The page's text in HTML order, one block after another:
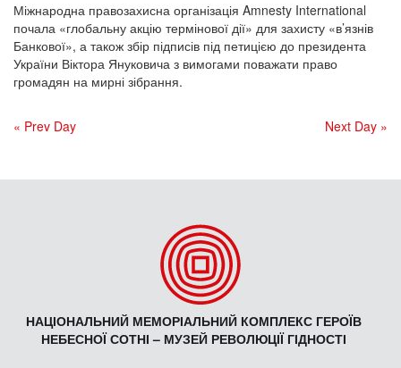
Міжнародна правозахисна організація Amnesty International
почала «глобальну акцію термінової дії» для захисту «в’язнів
Банкової», а також збір підписів під петицією до президента
України Віктора Януковича з вимогами поважати право
громадян на мирні зібрання.
« Prev Day Next Day »
НАЦІОНАЛЬНИЙ МЕМОРІАЛЬНИЙ КОМПЛЕКС ГЕРОЇВ
НЕБЕСНОЇ СОТНІ – МУЗЕЙ РЕВОЛЮЦІЇ ГІДНОСТІ